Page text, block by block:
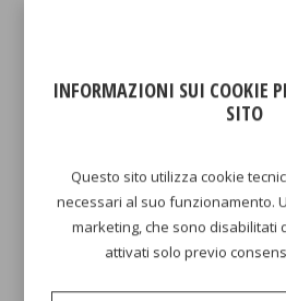
INFORMAZIONI SUI COOKIE
SITO
Questo sito utilizza cookie
necessari al suo funzionamento.
marketing, che sono disabilitati
attivati solo previo